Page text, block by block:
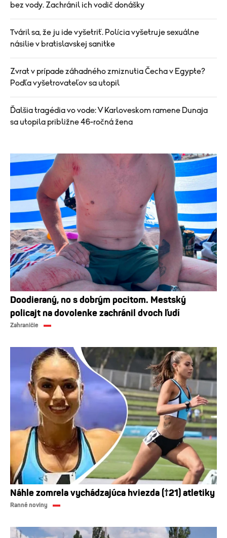
bez vody. Zachránil ich vodič donášky
Tváril sa, že ju ide vyšetriť. Polícia vyšetruje sexuálne
násilie v bratislavskej sanitke
Zvrat v prípade záhadného zmiznutia Čecha v Egypte?
Podľa vyšetrovateľov sa utopil
Ďalšia tragédia vo vode: V Karloveskom ramene Dunaja
sa utopila približne 46-ročná žena
Doodieraný, no s dobrým pocitom. Mestský
policajt na dovolenke zachránil dvoch ľudí
Zahraničie
Náhle zomrela vychádzajúca hviezda (†21) atletiky
Ranné noviny